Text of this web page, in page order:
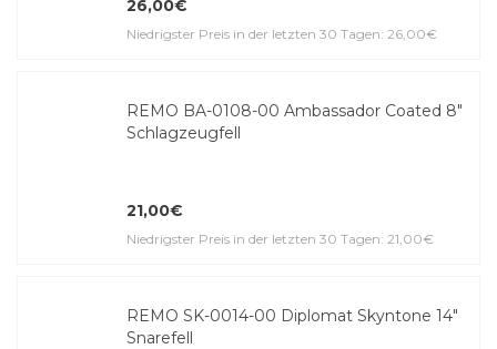
26,00€
Niedrigster Preis in der letzten 30 Tagen: 26,00€
REMO BA-0108-00 Ambassador Coated 8"
Schlagzeugfell
21,00€
Niedrigster Preis in der letzten 30 Tagen: 21,00€
REMO SK-0014-00 Diplomat Skyntone 14"
Snarefell